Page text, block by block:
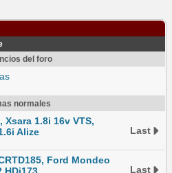
del foro
normales
1.8i 16v VTS,
Alize
Last
Ford Mondeo
Last